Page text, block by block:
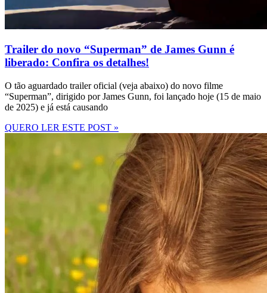
Trailer do novo “Superman” de James Gunn é
liberado: Confira os detalhes!
O tão aguardado trailer oficial (veja abaixo) do novo filme
“Superman”, dirigido por James Gunn, foi lançado hoje (15 de maio
de 2025) e já está causando
QUERO LER ESTE POST »